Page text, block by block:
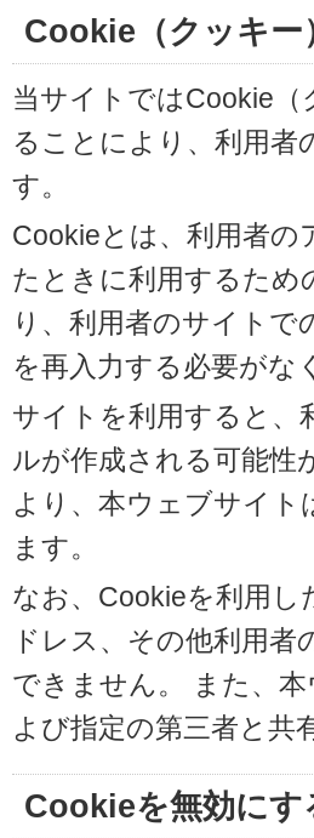
Cookie（クッキー
当サイトではCookie
ることにより、利用者
す。
Cookieとは、利用者の
たときに利用するた
り、利用者のサイトで
を再入力する必要がな
サイトを利用すると、
ルが作成される可能性
より、本ウェブサイ
ます。
なお、Cookieを利用し
ドレス、その他利用
できません。 また、
よび指定の第三者と共
Cookieを無効にす